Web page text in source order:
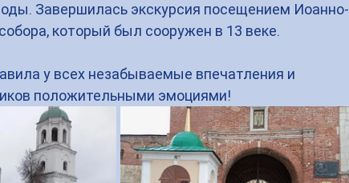
Завершилась экскурсия посещением Иоанно-
который был сооружен в 13 веке.
у всех незабываемые впечатления и
положительными эмоциями!